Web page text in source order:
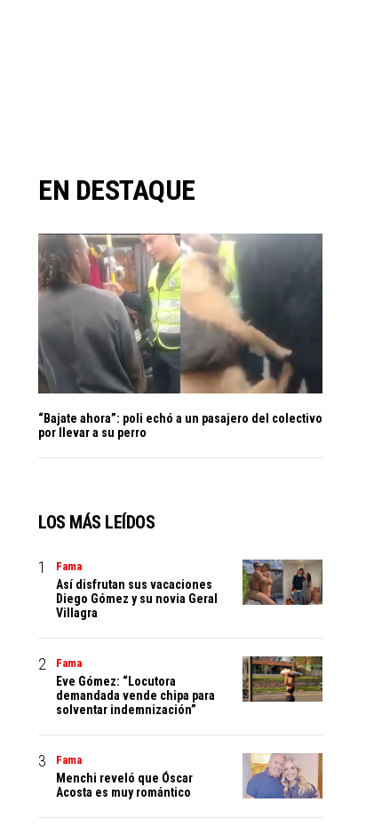
EN DESTAQUE
“Bajate ahora”: poli echó a un pasajero del colectivo
por llevar a su perro
LOS MÁS LEÍDOS
Fama
Así disfrutan sus vacaciones
Diego Gómez y su novia Geral
Villagra
Fama
Eve Gómez: “Locutora
demandada vende chipa para
solventar indemnización”
Fama
Menchi reveló que Óscar
Acosta es muy romántico